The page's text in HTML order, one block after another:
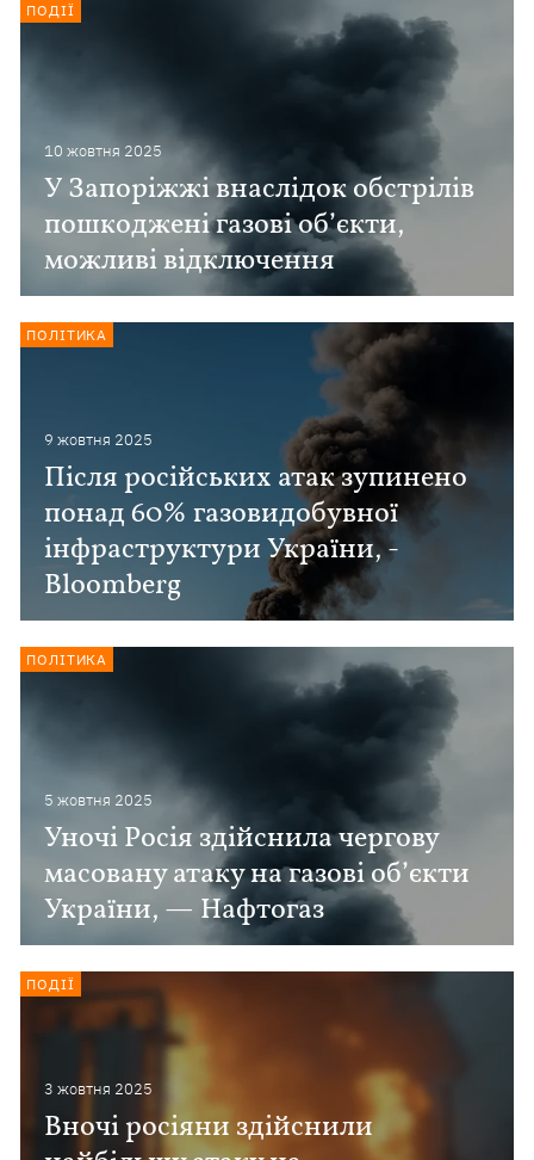
10 жовтня 2025
У Запоріжжі внаслідок обстрілів
пошкоджені газові об’єкти,
можливі відключення
ПОДІЇ
9 жовтня 2025
Після російських атак зупинено
понад 60% газовидобувної
інфраструктури України, -
Bloomberg
ПОЛІТИКА
5 жовтня 2025
Уночі Росія здійснила чергову
масовану атаку на газові об’єкти
України, — Нафтогаз
ПОЛІТИКА
3 жовтня 2025
Вночі росіяни здійснили
ПОДІЇ